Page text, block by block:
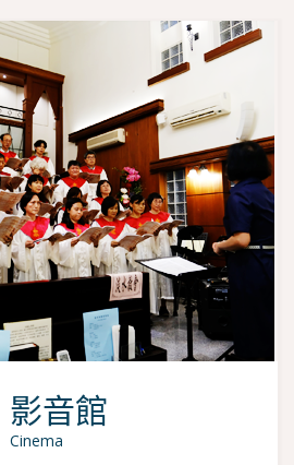
影音館
Cinema